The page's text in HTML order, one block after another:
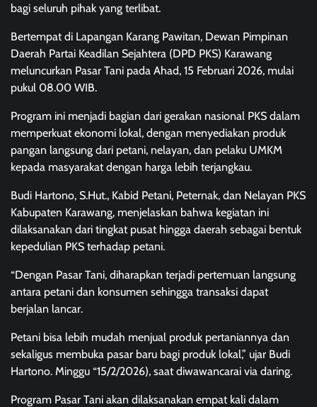
bagi seluruh pihak yang terlibat.
Bertempat di Lapangan Karang Pawitan, Dewan Pimpinan
Daerah Partai Keadilan Sejahtera (DPD PKS) Karawang
meluncurkan Pasar Tani pada Ahad, 15 Februari 2026, mulai
pukul 08.00 WIB.
Program ini menjadi bagian dari gerakan nasional PKS dalam
memperkuat ekonomi lokal, dengan menyediakan produk
pangan langsung dari petani, nelayan, dan pelaku UMKM
kepada masyarakat dengan harga lebih terjangkau.
Budi Hartono, S.Hut., Kabid Petani, Peternak, dan Nelayan PKS
Kabupaten Karawang, menjelaskan bahwa kegiatan ini
dilaksanakan dari tingkat pusat hingga daerah sebagai bentuk
kepedulian PKS terhadap petani.
“Dengan Pasar Tani, diharapkan terjadi pertemuan langsung
antara petani dan konsumen sehingga transaksi dapat
berjalan lancar.
Petani bisa lebih mudah menjual produk pertaniannya dan
sekaligus membuka pasar baru bagi produk lokal,” ujar Budi
Hartono. Minggu “15/2/2026), saat diwawancarai via daring.
Program Pasar Tani akan dilaksanakan empat kali dalam